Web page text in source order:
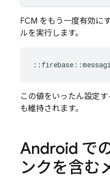
FCM をもう一度有効に
ルを実行します。
:: firebase ::
この値をいったん設定
も維持されます。
Android で
ンクを含む